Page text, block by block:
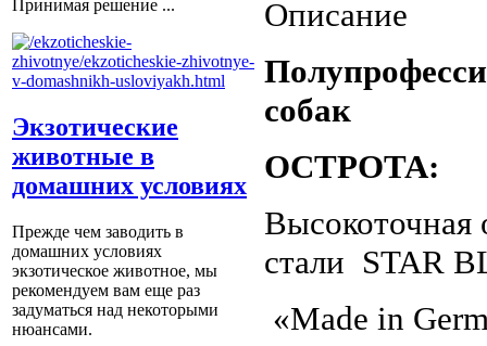
Принимая решение ...
Экзотические
животные в
домашних условиях
Прежде чем заводить в
домашних условиях
экзотическое животное, мы
рекомендуем вам еще раз
задуматься над некоторыми
нюансами.
Описание
собак
ОСТРОТА:
стали STAR
«Made in